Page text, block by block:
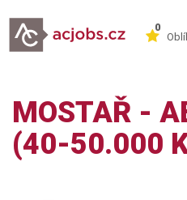
0
MOSTAŘ -
(40-50.000